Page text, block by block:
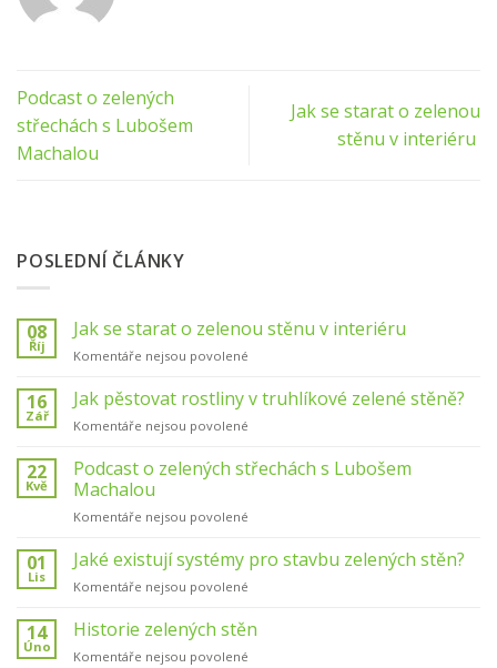
Podcast o zelených
střechách s Lubošem
Machalou
Jak se starat o zelenou
stěnu v interiéru
POSLEDNÍ ČLÁNKY
08
Říj
Jak se starat o zelenou stěnu v interiéru
Komentáře nejsou povolené
s
starat
interiéru
16
Zář
Jak pěstovat rostliny v truhlíkové zelené stěně?
Komentáře nejsou povolené
s
v
truhlíkové
22
Kvě
Podcast o zelených střechách s Lubošem
Machalou
Komentáře nejsou povolené
s
názvem
zelených
01
Lis
Jaké existují systémy pro stavbu zelených stěn?
Komentáře nejsou povolené
s
14
Úno
Historie zelených stěn
Komentáře nejsou povolené